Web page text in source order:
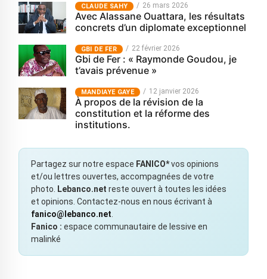
CLAUDE SAHY 26 mars 2026
Avec Alassane Ouattara, les résultats
concrets d’un diplomate exceptionnel
GBI DE FER 22 février 2026
Gbi de Fer : « Raymonde Goudou, je
t’avais prévenue »
MANDIAYE GAYE 12 janvier 2026
À propos de la révision de la
constitution et la réforme des
institutions.
Partagez sur notre espace FANICO*vos opinions
et/ou lettres ouvertes, accompagnées de votre
photo. Lebanco.net reste ouvert à toutes les idées
et opinions. Contactez-nous en nous écrivant à
fanico@lebanco.net
Fanico : espace communautaire de lessive en
malinké